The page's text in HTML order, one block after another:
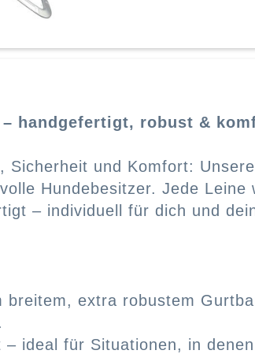
handgefertigt, robust &
und Komfort:
Hundebesitzer. Jede
– individuell für dich und
breitem, extra robustem
ideal für Situationen, in